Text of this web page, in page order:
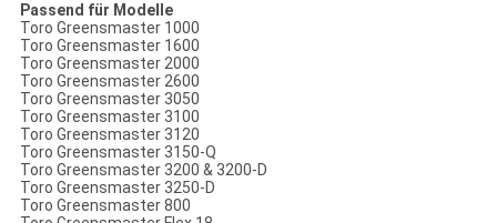
Passend für Modelle
Toro Greensmaster 1000
Toro Greensmaster 1600
Toro Greensmaster 2000
Toro Greensmaster 2600
Toro Greensmaster 3050
Toro Greensmaster 3100
Toro Greensmaster 3120
Toro Greensmaster 3150-Q
Toro Greensmaster 3200 & 3200-D
Toro Greensmaster 3250-D
Toro Greensmaster 800